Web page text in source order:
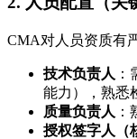
CMA对人员资质有
技术负责人
能力），熟悉
质量负责人
授权签字人（